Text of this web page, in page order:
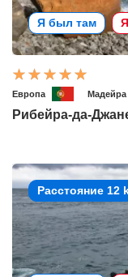
Я был там
Европа Мадейра
Рибейра-да-
Расстояние 12